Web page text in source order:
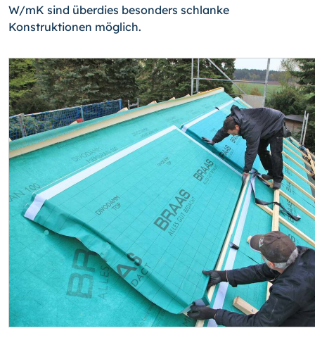
W/mK sind überdies besonders schlanke
Konstruktionen möglich.